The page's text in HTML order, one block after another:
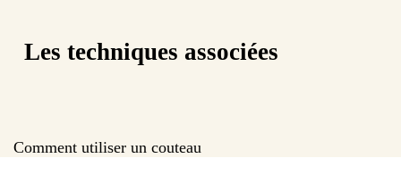
Les techniques associées
Comment utiliser un couteau